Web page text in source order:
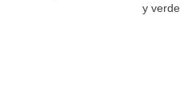
y verde